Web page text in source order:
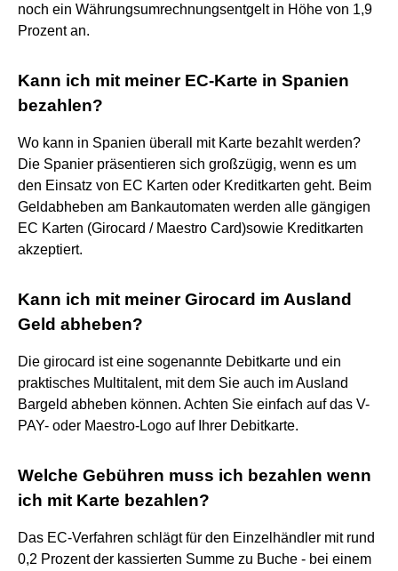
noch ein Währungsumrechnungsentgelt in Höhe von 1,9
Prozent an.
Kann ich mit meiner EC-Karte in Spanien
bezahlen?
Wo kann in Spanien überall mit Karte bezahlt werden?
Die Spanier präsentieren sich großzügig, wenn es um
den Einsatz von EC Karten oder Kreditkarten geht. Beim
Geldabheben am Bankautomaten werden alle gängigen
EC Karten (Girocard / Maestro Card)sowie Kreditkarten
akzeptiert.
Kann ich mit meiner Girocard im Ausland
Geld abheben?
Die girocard ist eine sogenannte Debitkarte und ein
praktisches Multitalent, mit dem Sie auch im Ausland
Bargeld abheben können. Achten Sie einfach auf das V-
PAY- oder Maestro-Logo auf Ihrer Debitkarte.
Welche Gebühren muss ich bezahlen wenn
ich mit Karte bezahlen?
Das EC-Verfahren schlägt für den Einzelhändler mit rund
0,2 Prozent der kassierten Summe zu Buche - bei einem